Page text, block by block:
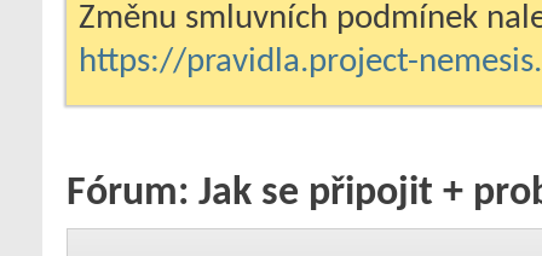
Změnu smluvních podmínek
https://pravidla.project-
Fórum: Jak se připojit +